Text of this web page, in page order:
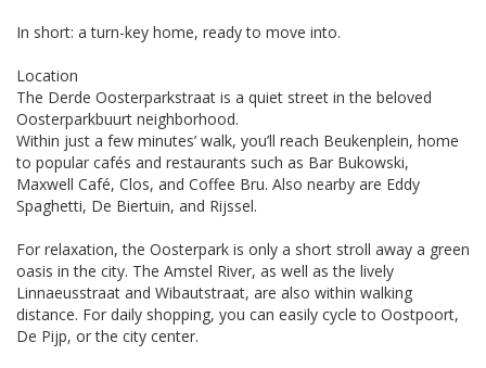
In short: a turn-key home, ready to move into.
Location
The Derde Oosterparkstraat is a quiet street in the beloved
Oosterparkbuurt neighborhood.
Within just a few minutes’ walk, you’ll reach Beukenplein, home
to popular cafés and restaurants such as Bar Bukowski,
Maxwell Café, Clos, and Coffee Bru. Also nearby are Eddy
Spaghetti, De Biertuin, and Rijssel.
For relaxation, the Oosterpark is only a short stroll away a green
oasis in the city. The Amstel River, as well as the lively
Linnaeusstraat and Wibautstraat, are also within walking
distance. For daily shopping, you can easily cycle to Oostpoort,
De Pijp, or the city center.